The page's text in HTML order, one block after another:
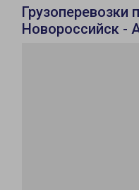
Грузоперевозки
Новороссийск -